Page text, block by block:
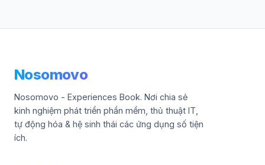
Nosomovo
Nosomovo - Experiences Book. Nơi chia sẻ
kinh nghiệm phát triển phần mềm, thủ thuật IT,
tự động hóa & hệ sinh thái các ứng dụng số tiện
ích.